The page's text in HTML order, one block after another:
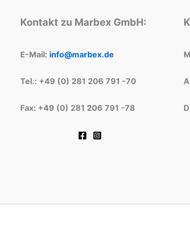
Kontakt zu Marbex GmbH:
E-Mail: info@marbex.de
Tel.: +49 (0) 281 206 791 -70
Fax: +49 (0) 281 206 791 -78